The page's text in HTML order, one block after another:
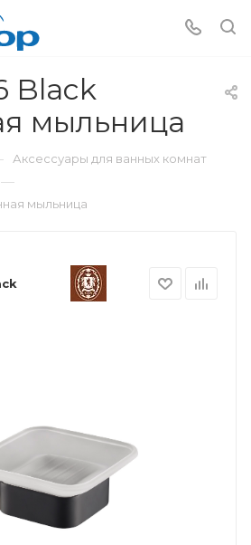
Black
мыльница
Аксессуары для ванных комнат
—
мыльница